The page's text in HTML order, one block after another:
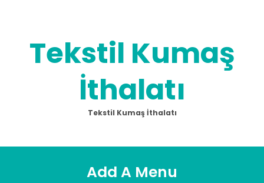
Tekstil Kumaş
İthalatı
Tekstil Kumaş İthalatı
Add A Menu